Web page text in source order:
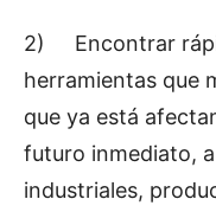
2) Encontrar
herramientas que
que ya está
futuro inmediato,
industriales,